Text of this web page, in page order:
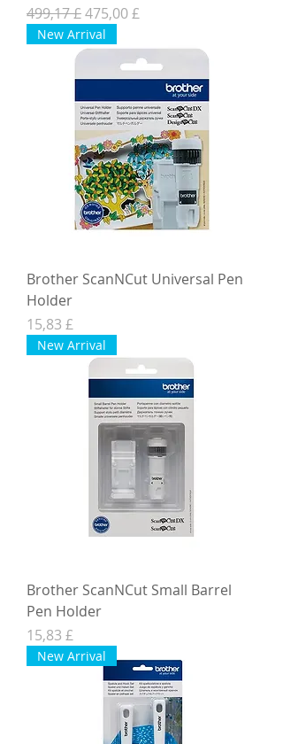
Normaali hinta
499,17 £Alehinta
475,00 £
New Arrival
Brother ScanNCut Universal Pen
Holder
Hinta
15,83 £
New Arrival
Brother ScanNCut Small Barrel
Pen Holder
Hinta
15,83 £
New Arrival